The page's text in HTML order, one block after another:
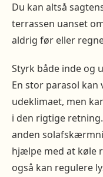
Du kan altså
terrassen uanset
aldrig før eller
Styrk både inde og
En stor parasol
udeklimaet, men
i den rigtige
anden
hjælpe med at køle
også kan regulere